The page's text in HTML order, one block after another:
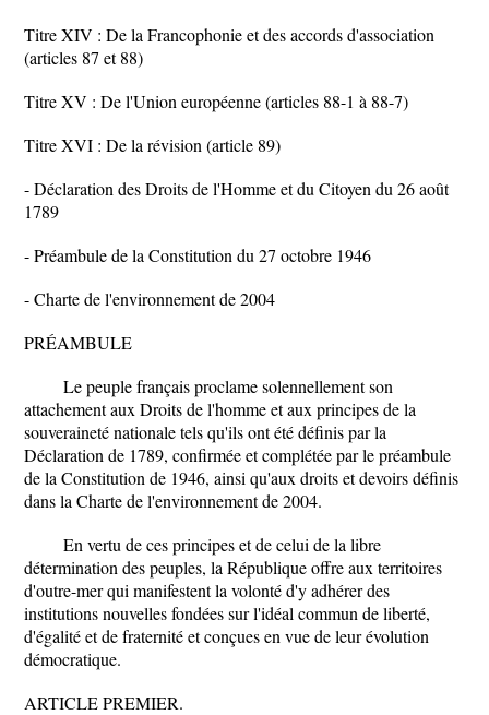
Titre XIV : De la Francophonie et des accords d'association
(articles 87 et 88)
Titre XV : De l'Union européenne (articles 88-1 à 88-7)
Titre XVI : De la révision (article 89)
- Déclaration des Droits de l'Homme et du Citoyen du 26 août
1789
- Préambule de la Constitution du 27 octobre 1946
- Charte de l'environnement de 2004
PRÉAMBULE
Le peuple français proclame solennellement son
attachement aux Droits de l'homme et aux principes de la
souveraineté nationale tels qu'ils ont été définis par la
Déclaration de 1789, confirmée et complétée par le préambule
de la Constitution de 1946, ainsi qu'aux droits et devoirs définis
dans la Charte de l'environnement de 2004.
En vertu de ces principes et de celui de la libre
détermination des peuples, la République offre aux territoires
d'outre-mer qui manifestent la volonté d'y adhérer des
institutions nouvelles fondées sur l'idéal commun de liberté,
d'égalité et de fraternité et conçues en vue de leur évolution
démocratique.
ARTICLE PREMIER.